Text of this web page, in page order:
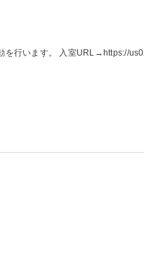
を行います。 入室URL→https://